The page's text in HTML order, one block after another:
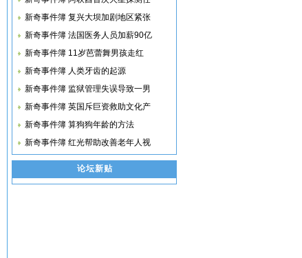
新奇事件簿 复兴大坝加剧地区紧张
新奇事件簿 法国医务人员加薪90亿
新奇事件簿 11岁芭蕾舞男孩走红
新奇事件簿 人类牙齿的起源
新奇事件簿 监狱管理失误导致一男
新奇事件簿 英国斥巨资救助文化产
新奇事件簿 算狗狗年龄的方法
新奇事件簿 红光帮助改善老年人视
论坛新贴